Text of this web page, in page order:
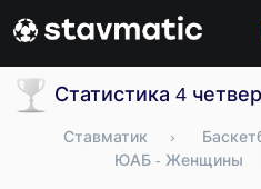
Статистика 4
Ставматик ›
ЮАБ - Женщины